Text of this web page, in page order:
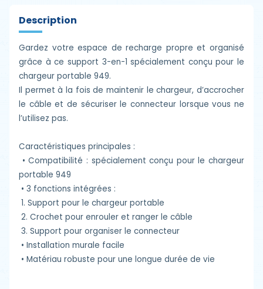
Description
Gardez votre espace de recharge propre et organisé
grâce à ce support 3-en-1 spécialement conçu pour le
chargeur portable 949.
Il permet à la fois de maintenir le chargeur, d’accrocher
le câble et de sécuriser le connecteur lorsque vous ne
l’utilisez pas.
Caractéristiques principales :
• Compatibilité : spécialement conçu pour le chargeur
portable 949
• 3 fonctions intégrées :
1. Support pour le chargeur portable
2. Crochet pour enrouler et ranger le câble
3. Support pour organiser le connecteur
• Installation murale facile
• Matériau robuste pour une longue durée de vie